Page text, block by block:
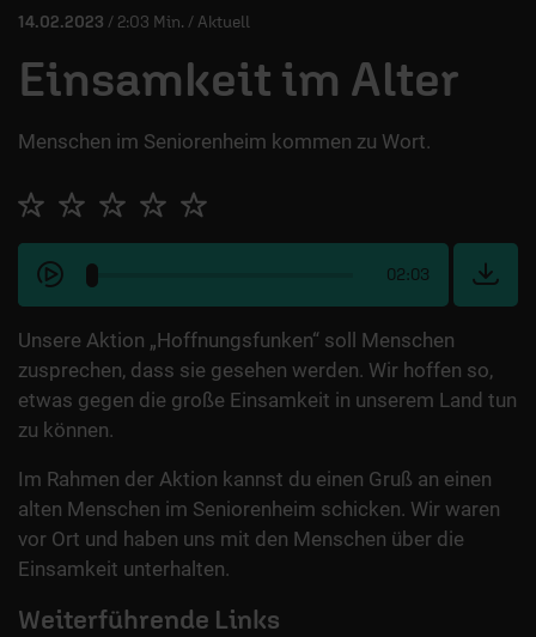
MITMACHEN
ÜBER UNS
14.02.2023 / 2:03 Min. / Aktuell
Einsamkeit im Alter
Menschen im Seniorenheim kommen zu Wort.
02:03
Unsere Aktion „Hoffnungsfunken“ soll Menschen
zusprechen, dass sie gesehen werden. Wir hoffen so,
etwas gegen die große Einsamkeit in unserem Land tun
zu können.
Im Rahmen der Aktion kannst du einen Gruß an einen
alten Menschen im Seniorenheim schicken. Wir waren
vor Ort und haben uns mit den Menschen über die
Einsamkeit unterhalten.
Weiterführende Links